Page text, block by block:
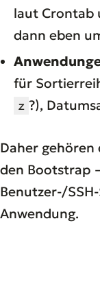
laut Crontab
dann eben
für
z ?),
Daher
den Bootstrap
Benutzer-/
Anwendung.